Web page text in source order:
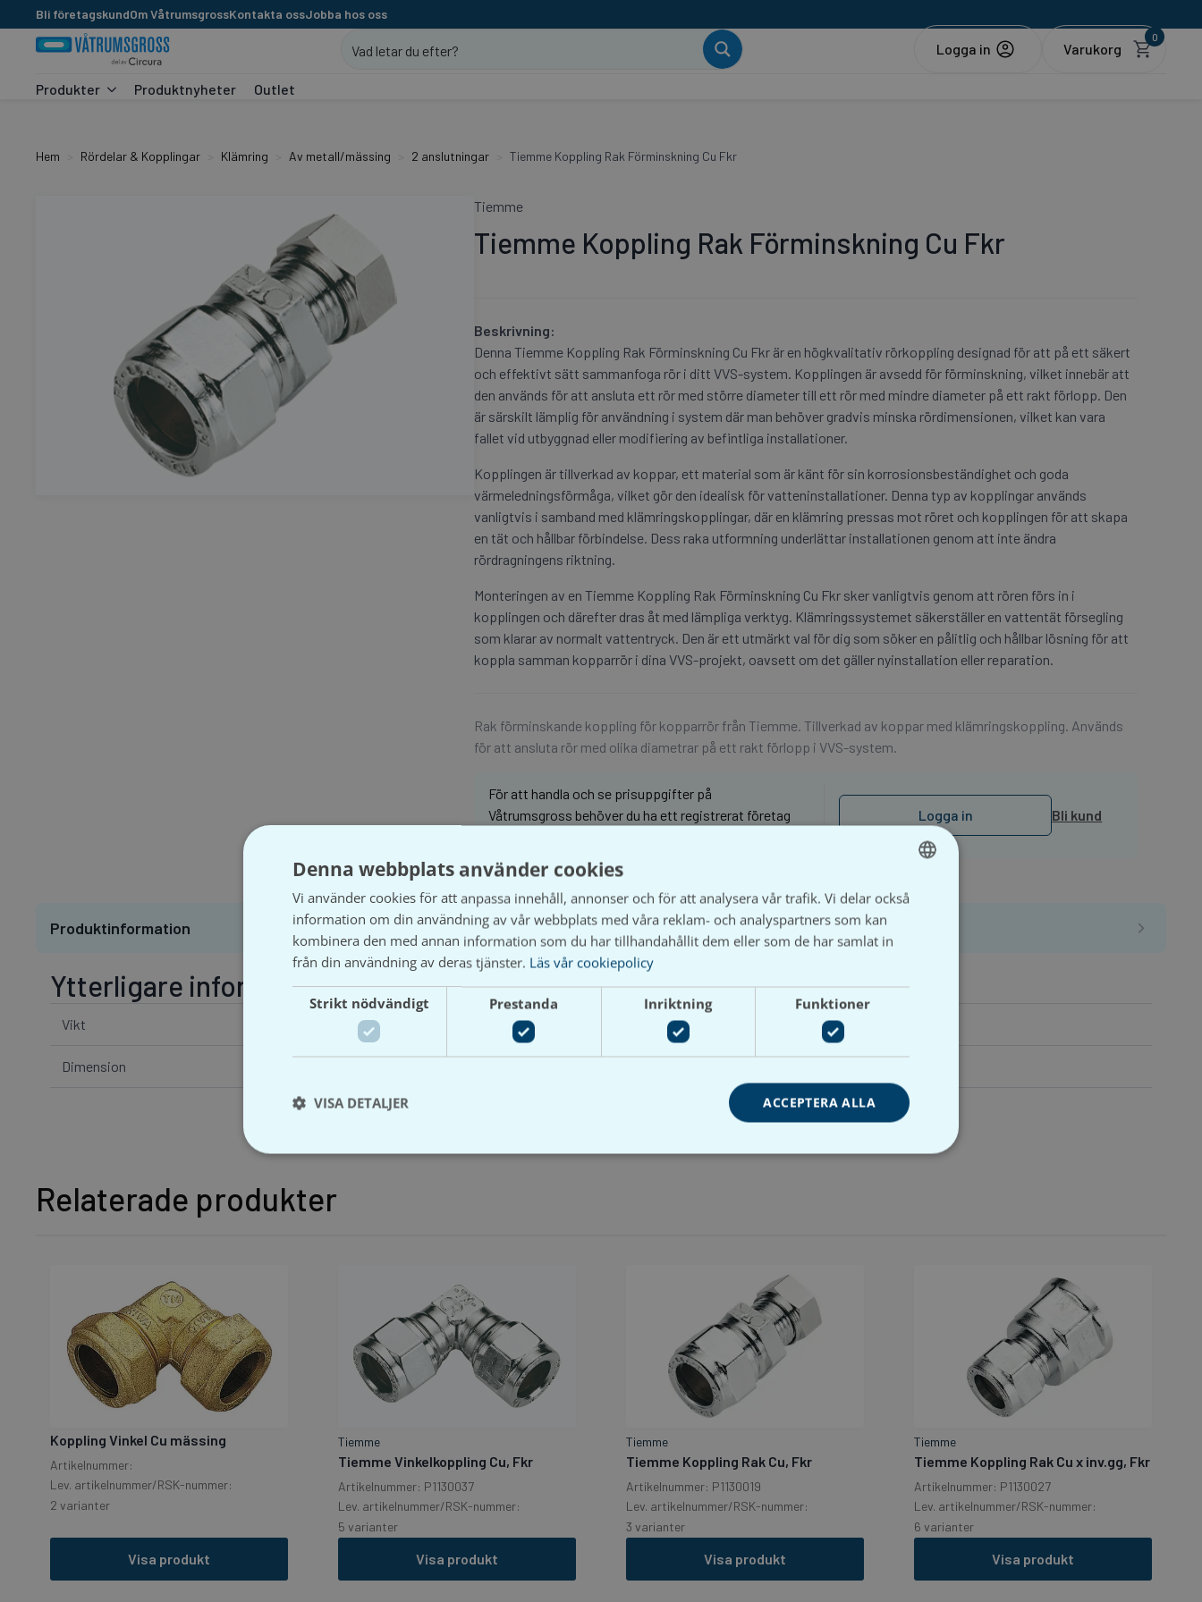
Bli företagskundOm VåtrumsgrossKontakta ossJobba hos oss
Logga in
0
Produkter Produktnyheter Outlet
Hem Rördelar & Kopplingar Klämring Av metall/mässing 2 anslutningar Tiemme Koppling Rak Förminskning Cu Fkr
Tiemme
Tiemme Koppling Rak Förminskning Cu Fkr
Beskrivning:
Denna Tiemme Koppling Rak Förminskning Cu Fkr är en högkvalitativ rörkoppling designad för att på ett säkert
och effektivt sätt sammanfoga rör i ditt VVS-system. Kopplingen är avsedd för förminskning, vilket innebär att
den används för att ansluta ett rör med större diameter till ett rör med mindre diameter på ett rakt förlopp. Den
är särskilt lämplig för användning i system där man behöver gradvis minska rördimensionen, vilket kan vara
fallet vid utbyggnad eller modifiering av befintliga installationer.
Kopplingen är tillverkad av koppar, ett material som är känt för sin korrosionsbeständighet och goda
värmeledningsförmåga, vilket gör den idealisk för vatteninstallationer. Denna typ av kopplingar används
vanligtvis i samband med klämringskopplingar, där en klämring pressas mot röret och kopplingen för att skapa
en tät och hållbar förbindelse. Dess raka utformning underlättar installationen genom att inte ändra
rördragningens riktning.
Monteringen av en Tiemme Koppling Rak Förminskning Cu Fkr sker vanligtvis genom att rören förs in i
kopplingen och därefter dras åt med lämpliga verktyg. Klämringssystemet säkerställer en vattentät försegling
som klarar av normalt vattentryck. Den är ett utmärkt val för dig som söker en pålitlig och hållbar lösning för att
koppla samman kopparrör i dina VVS-projekt, oavsett om det gäller nyinstallation eller reparation.
Rak förminskande koppling för kopparrör från Tiemme. Tillverkad av koppar med klämringskoppling. Används
för att ansluta rör med olika diametrar på ett rakt förlopp i VVS-system.
För att handla och se prisuppgifter på
Våtrumsgross behöver du ha ett registrerat företag
Logga in Bli kund
Produktinformation
Ytterligare information
Vikt
Dimension
Relaterade produkter
Koppling Vinkel Cu mässing
Artikelnummer:
Lev. artikelnummer/RSK-nummer:
2 varianter
Visa produkt
Tiemme
Tiemme Vinkelkoppling Cu, Fkr
Artikelnummer: P1130037
Lev. artikelnummer/RSK-nummer:
5 varianter
Visa produkt
Tiemme
Tiemme Koppling Rak Cu, Fkr
Artikelnummer: P1130019
Lev. artikelnummer/RSK-nummer:
3 varianter
Visa produkt
Tiemme
Tiemme Koppling Rak Cu x inv.gg, Fkr
Artikelnummer: P1130027
Lev. artikelnummer/RSK-nummer:
6 varianter
Visa produkt
SWEDISH
SVENSKA
Denna webbplats använder cookies
Vi använder cookies för att anpassa innehåll, annonser och för att analysera vår trafik. Vi delar också
information om din användning av vår webbplats med våra reklam- och analyspartners som kan
kombinera den med annan information som du har tillhandahållit dem eller som de har samlat in
från din användning av deras tjänster. Läs vår cookiepolicy
Strikt nödvändigt Prestanda Inriktning Funktioner
ACCEPTERA ALLA
VISA DETALJER